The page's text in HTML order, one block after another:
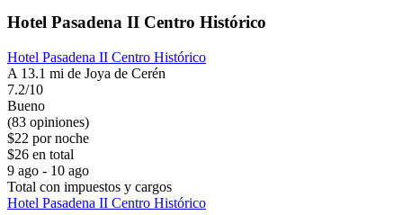
Hotel Pasadena II Centro Histórico
Hotel Pasadena II Centro Histórico
A 13.1 mi de Joya de Cerén
7.2/10
Bueno
(83 opiniones)
$22 por noche
$26 en total
9 ago - 10 ago
Total con impuestos y cargos
Hotel Pasadena II Centro Histórico